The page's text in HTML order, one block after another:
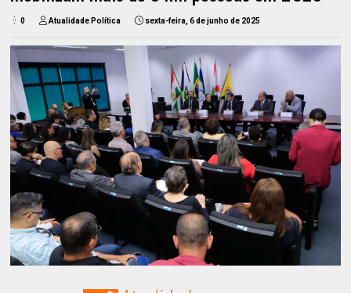
0 Atualidade Política sexta-feira, 6 de junho de 2025